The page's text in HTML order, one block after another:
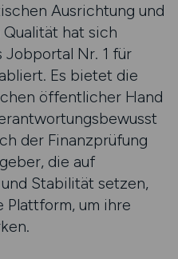
Ausrichtung und
hat sich
Jobportal Nr. 1 für
Es bietet die
öffentlicher Hand
der Finanzprüfung
die auf
Stabilität setzen,
Plattform, um ihre